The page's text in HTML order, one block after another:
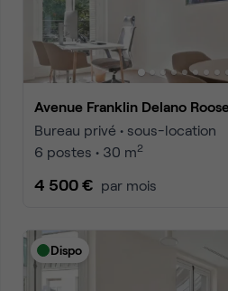
Avenue Franklin Delano
Bureau privé • sous-location
6 postes • 30 m2
4 500 € par mois
Dispo